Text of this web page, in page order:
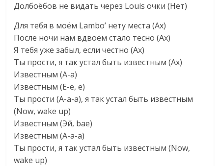
Долбоёбов не видать через Louis очки (Нет)
Для тебя в моём Lambo’ нету места (Ах)
После ночи нам вдвоём стало тесно (Ах)
Я тебя уже забыл, если честно (Ах)
Ты прости, я так устал быть известным (Ах)
Известным (А-а)
Известным (Е-е, е)
Ты прости (А-а-а), я так устал быть известным
(Now, wake up)
Известным (Эй, bae)
Известным (А-а-а)
Ты прости, я так устал быть известным (Now,
wake up)